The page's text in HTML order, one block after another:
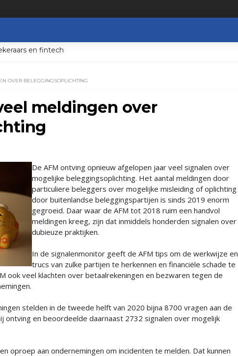
en fintech
OVER BELEGGINGSOPLICHTING
meldingen over
De AFM ontving opnieuw afgelopen jaar veel signalen over
mogelijke beleggingsoplichting. Het aantal meldingen door
particuliere beleggers over mogelijke misleiding of oplichting
door buitenlandse beleggingspartijen is sinds 2019 enorm
gegroeid. Daar waar de AFM tot 2018 ruim een handvol
meldingen kreeg, zijn dat inmiddels honderden signalen over
dubieuze praktijken.
In de signalenmonitor geeft de AFM tips om de werkwijze en
trucs van zulke partijen te herkennen en financiële schade te
ook veel klachten over betaalrekeningen en bezwaren tegen de
stelden in de tweede helft van 2020 bijna 8700 vragen aan de
ontving en beoordeelde daarnaast 2732 signalen over mogelijk
oproep aan ondernemingen om incidenten te melden. Dat kunnen